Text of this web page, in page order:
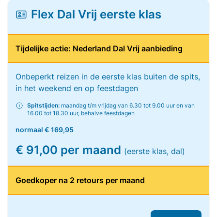
Flex Dal Vrij eerste klas
Tijdelijke actie: Nederland Dal Vrij aanbieding
Onbeperkt reizen in de eerste klas buiten de spits,
in het weekend en op feestdagen
Spitstijden: maandag t/m vrijdag van 6.30 tot 9.00 uur en van
16.00 tot 18.30 uur, behalve feestdagen
normaal € 169,95
€ 91,00 per maand (eerste klas, dal)
Goedkoper na 2 retours per maand